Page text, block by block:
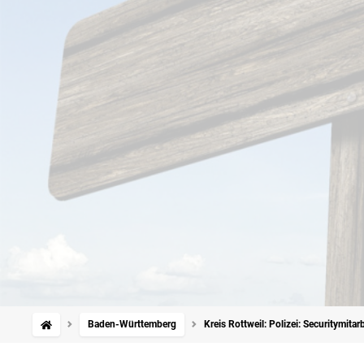
Baden-Württemberg Kreis Rottweil: Polizei: